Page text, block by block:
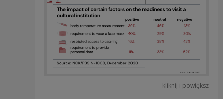
kliknij i powiększ